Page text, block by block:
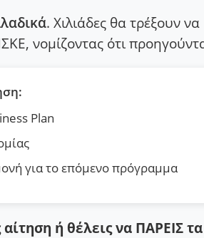
. Χιλιάδες θα τρέξουν
νομίζοντας ότι
Plan
για το επόμενο πρόγραμμα
ή θέλεις να ΠΑΡΕΙΣ